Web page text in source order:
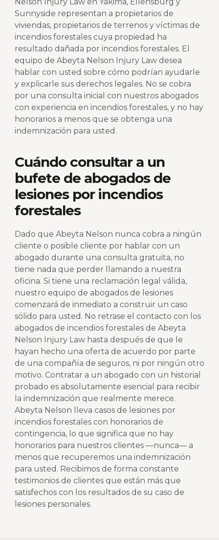
Sunnyside representan a propietarios de
viviendas, propietarios de terrenos y víctimas de
incendios forestales cuya propiedad ha
resultado dañada por incendios forestales. El
equipo de Abeyta Nelson Injury Law desea
hablar con usted sobre cómo podrían ayudarle
y explicarle sus derechos legales. No se cobra
por una consulta inicial con nuestros abogados
con experiencia en incendios forestales, y no hay
honorarios a menos que se obtenga una
indemnización para usted.
Cuándo consultar a un
bufete de abogados de
lesiones por incendios
forestales
Dado que Abeyta Nelson nunca cobra a ningún
cliente o posible cliente por hablar con un
abogado durante una consulta gratuita, no
tiene nada que perder llamando a nuestra
oficina. Si tiene una reclamación legal válida,
nuestro equipo de abogados de lesiones
comenzará de inmediato a construir un caso
sólido para usted. No retrase el contacto con los
abogados de incendios forestales de Abeyta
Nelson Injury Law hasta después de que le
hayan hecho una oferta de acuerdo por parte
de una compañía de seguros, ni por ningún otro
motivo. Contratar a un abogado con un historial
probado es absolutamente esencial para recibir
la indemnización que realmente merece.
Abeyta Nelson lleva casos de lesiones por
incendios forestales con honorarios de
contingencia, lo que significa que no hay
honorarios para nuestros clientes —nunca— a
menos que recuperemos una indemnización
para usted. Recibimos de forma constante
testimonios de clientes que están más que
satisfechos con los resultados de su caso de
lesiones personales.